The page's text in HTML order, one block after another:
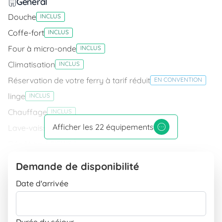
Douche INCLUS
Coffe-fort INCLUS
Four à micro-onde INCLUS
Climatisation INCLUS
Réservation de votre ferry à tarif réduit EN CONVENTION
linge INCLUS
Chauffage INCLUS
Lave-vaisselle INCLUS
Connexion Internet
Équipement
Afficher les 22 équipements
Demande de disponibilité
Date d'arrivée